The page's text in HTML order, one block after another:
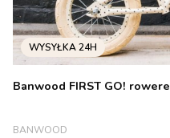
Banwood FIRST GO!
PRODUCENT
BANWOOD